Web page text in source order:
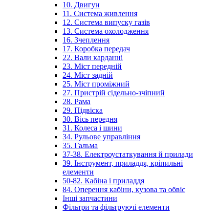
10. Двигун
11. Система живлення
12. Система випуску газів
13. Система охолодження
16. Зчеплення
17. Коробка передач
22. Вали карданні
23. Міст передній
24. Міст задній
25. Міст проміжний
27. Пристрій сідельно-зчіпний
28. Рама
29. Підвіска
30. Вісь передня
31. Колеса і шини
34. Рульове управління
35. Гальма
37-38. Електроустаткування й прилади
39. Інструмент, приладдя, кріпильні
елементи
50-82. Кабіна і приладдя
84. Оперення кабіни, кузова та обвіс
Інші запчастини
Фільтри та фільтруючі елементи